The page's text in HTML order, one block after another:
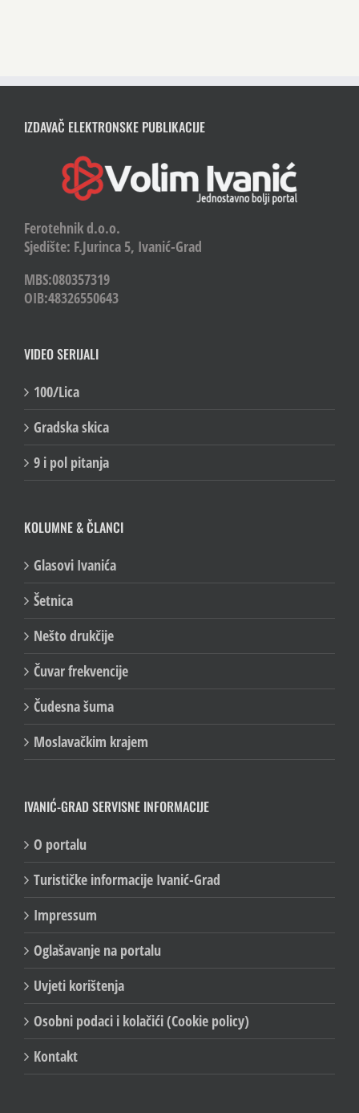
IZDAVAČ ELEKTRONSKE PUBLIKACIJE
Ferotehnik d.o.o.
Sjedište: F.Jurinca 5, Ivanić-Grad
MBS:080357319
OIB:48326550643
VIDEO SERIJALI
100/Lica
Gradska skica
9 i pol pitanja
KOLUMNE & ČLANCI
Glasovi Ivanića
Šetnica
Nešto drukčije
Čuvar frekvencije
Čudesna šuma
Moslavačkim krajem
IVANIĆ-GRAD SERVISNE INFORMACIJE
O portalu
Turističke informacije Ivanić-Grad
Impressum
Oglašavanje na portalu
Uvjeti korištenja
Osobni podaci i kolačići (Cookie policy)
Kontakt